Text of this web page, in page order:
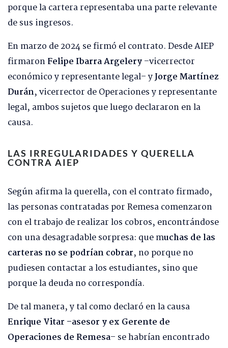
porque la cartera representaba una parte relevante
de sus ingresos.
En marzo de 2024 se firmó el contrato. Desde AIEP
firmaronFelipe Ibarra Argelery–vicerrector
económico y representante legal– yJorge Martínez
Durán, vicerrector de Operaciones y representante
legal, ambos sujetos que luego declararon en la
causa.
LAS IRREGULARIDADES Y QUERELLA
CONTRA AIEP
Según afirma la querella, con el contrato firmado,
las personas contratadas por Remesa comenzaron
con el trabajo de realizar los cobros, encontrándose
con una desagradable sorpresa: que muchas de las
carteras no se podrían cobrar, no porque no
pudiesen contactar a los estudiantes, sino que
porque la deuda no correspondía.
De tal manera, y tal como declaró en la causa
Enrique Vitar –asesor y ex Gerente de
Operaciones de Remesa– se habrían encontrado